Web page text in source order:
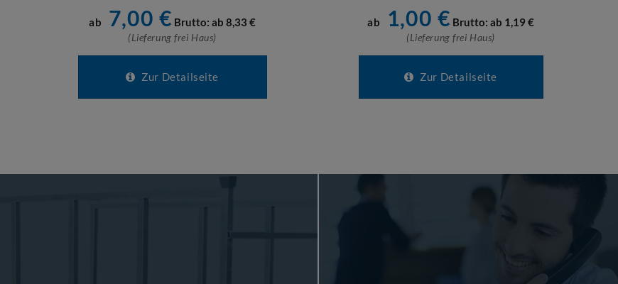
ab 7,00 € Brutto: ab 8,33 €
(Lieferung frei Haus)
Zur Detailseite
ab 1,00 € Brutto: ab 1,19€
(Lieferung frei Haus)
Zur Detailseite